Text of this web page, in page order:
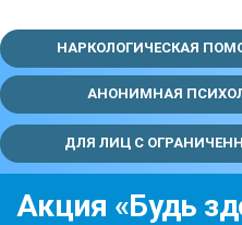
НАРКОЛОГИЧЕСКАЯ
АНОНИМНАЯ
ДЛЯ ЛИЦ С
Акция «Будь